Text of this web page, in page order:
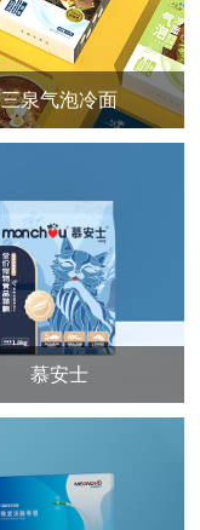
三泉气泡冷面
慕安士